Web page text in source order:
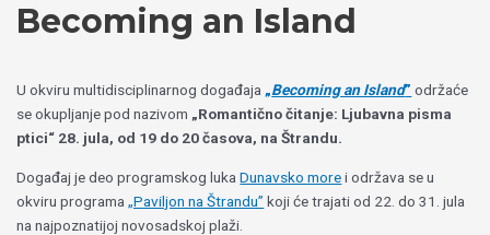
Becoming an Island
U okviru multidisciplinarnog događaja „Becoming an Island” održaće
se okupljanje pod nazivom „Romantično čitanje: Ljubavna pisma
ptici“ 28. jula, od 19 do 20 časova, na Štrandu.
Događaj je deo programskog lukaDunavsko morei održava se u
okviru programa„Paviljon na Štrandu” koji će trajati od 22. do 31. jula
na najpoznatijoj novosadskoj plaži.